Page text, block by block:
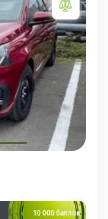
10 000 баллов